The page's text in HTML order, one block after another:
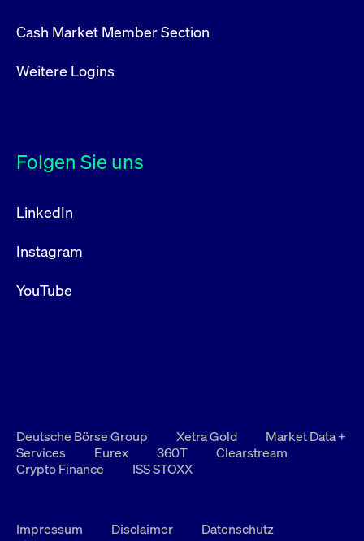
Cash Market Member Section
Weitere Logins
Folgen Sie uns
LinkedIn
Instagram
YouTube
Deutsche Börse Group Xetra Gold
Market Data +
Services
Eurex 360T
Clearstream
Crypto Finance
ISS STOXX
Impressum Disclaimer
Datenschutz